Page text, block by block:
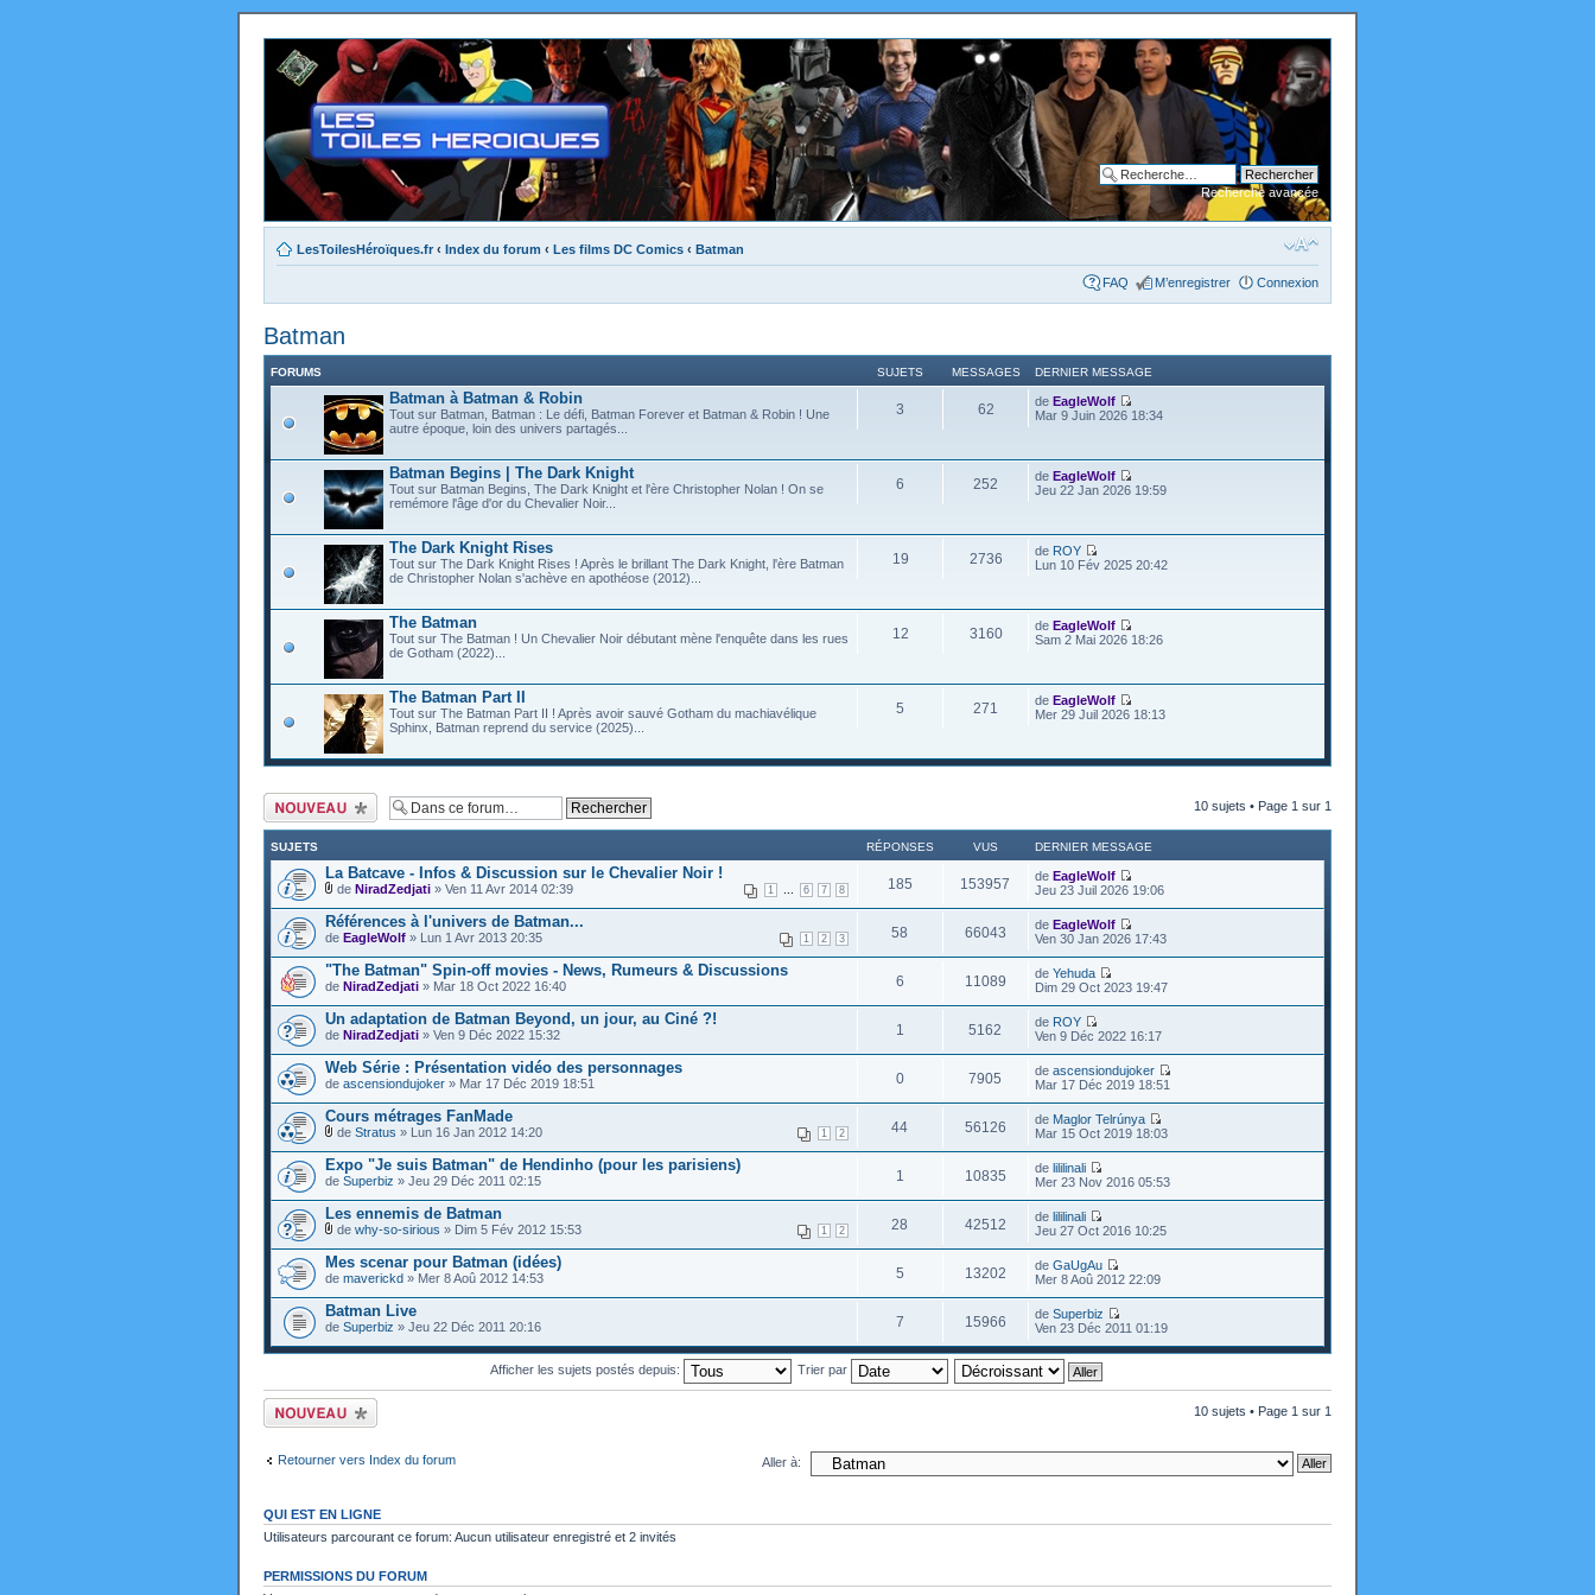
Recherche avancée
LesToilesHéroïques.fr ‹ Index du forum ‹ Les films DC Comics ‹ Batman
FAQ M’enregistrer Connexion
Batman
FORUMS SUJETS MESSAGES DERNIER MESSAGE
Batman à Batman & Robin
Tout sur Batman, Batman : Le défi, Batman Forever et Batman & Robin ! Une
autre époque, loin des univers partagés...
3 62 deEagleWolf
Mar 9 Juin 2026 18:34
Batman Begins | The Dark Knight
Tout sur Batman Begins, The Dark Knight et l'ère Christopher Nolan ! On se
remémore l'âge d'or du Chevalier Noir...
6 252 deEagleWolf
Jeu 22 Jan 2026 19:59
The Dark Knight Rises
Tout sur The Dark Knight Rises ! Après le brillant The Dark Knight, l'ère Batman
de Christopher Nolan s'achève en apothéose (2012)...
19 2736 de ROY
Lun 10 Fév 2025 20:42
The Batman
Tout sur The Batman ! Un Chevalier Noir débutant mène l'enquête dans les rues
de Gotham (2022)...
12 3160 deEagleWolf
Sam 2 Mai 2026 18:26
The Batman Part II
Tout sur The Batman Part II ! Après avoir sauvé Gotham du machiavélique
Sphinx, Batman reprend du service (2025)...
5 271 deEagleWolf
Mer 29 Juil 2026 18:13
Ecrire un nouveau
sujet
10 sujets • Page 1 sur 1
SUJETS RÉPONSES VUS DERNIER MESSAGE
La Batcave - Infos & Discussion sur le Chevalier Noir !
1 6 7 8
de NiradZedjati » Ven 11 Avr 2014 02:39 185 153957 de EagleWolf
Jeu 23 Juil 2026 19:06
Références à l'univers de Batman...
1 2 3
de EagleWolf » Lun 1 Avr 2013 20:35 58 66043 de EagleWolf
Ven 30 Jan 2026 17:43
"The Batman" Spin-off movies - News, Rumeurs & Discussions
de NiradZedjati » Mar 18 Oct 2022 16:40 6 11089 de Yehuda
Dim 29 Oct 2023 19:47
Un adaptation de Batman Beyond, un jour, au Ciné ?!
de NiradZedjati » Ven 9 Déc 2022 15:32 1 5162 de ROY
Ven 9 Déc 2022 16:17
Web Série : Présentation vidéo des personnages
de ascensiondujoker » Mar 17 Déc 2019 18:51 0 7905 de ascensiondujoker
Mar 17 Déc 2019 18:51
Cours métrages FanMade
1 2
de Stratus » Lun 16 Jan 2012 14:20 44 56126 de Maglor Telrúnya
Mar 15 Oct 2019 18:03
Expo "Je suis Batman" de Hendinho (pour les parisiens)
de Superbiz » Jeu 29 Déc 2011 02:15 1 10835 de lililinali
Mer 23 Nov 2016 05:53
Les ennemis de Batman
1 2
de why-so-sirious » Dim 5 Fév 2012 15:53 28 42512 de lililinali
Jeu 27 Oct 2016 10:25
Mes scenar pour Batman (idées)
de maverickd » Mer 8 Aoû 2012 14:53 5 13202 de GaUgAu
Mer 8 Aoû 2012 22:09
Batman Live
de Superbiz » Jeu 22 Déc 2011 20:16 7 15966 de Superbiz
Ven 23 Déc 2011 01:19
Afficher les sujets postés depuis: Trier par
Ecrire un nouveau
sujet
10 sujets • Page 1 sur 1
Retourner vers Index du forum Aller à:
QUI EST EN LIGNE
Utilisateurs parcourant ce forum: Aucun utilisateur enregistré et 2 invités
PERMISSIONS DU FORUM